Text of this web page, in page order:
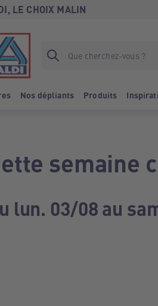
LE CHOIX MALIN
Nos dépliants Produits
semaine
lun. 03/08 au